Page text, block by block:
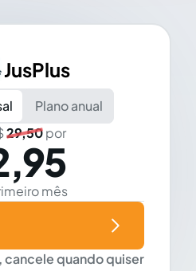
JusPlus
Plano anual
29,50por
mês
cancele quando quiser